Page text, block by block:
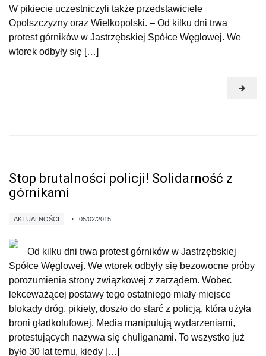
W pikiecie uczestniczyli także przedstawiciele
Opolszczyzny oraz Wielkopolski. – Od kilku dni trwa
protest górników w Jastrzębskiej Spółce Węglowej. We
wtorek odbyły się […]
Stop brutalności policji! Solidarność z
górnikami
AKTUALNOŚCI 05/02/2015
Od kilku dni trwa protest górników w Jastrzębskiej
Spółce Węglowej. We wtorek odbyły się bezowocne próby
porozumienia strony związkowej z zarządem. Wobec
lekceważącej postawy tego ostatniego miały miejsce
blokady dróg, pikiety, doszło do starć z policją, która użyła
broni gładkolufowej. Media manipulują wydarzeniami,
protestujących nazywa się chuliganami. To wszystko już
było 30 lat temu, kiedy […]